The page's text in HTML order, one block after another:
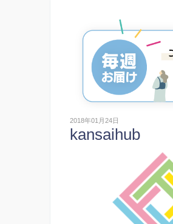
2018年01月24日
kansaihub